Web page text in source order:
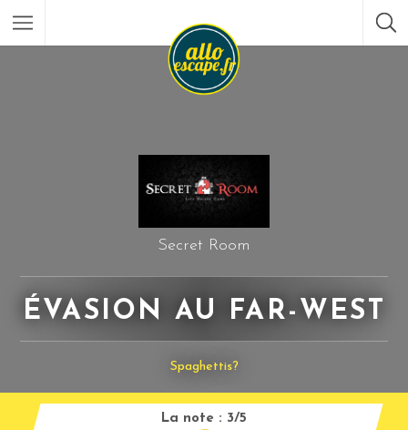
Secret Room
ÉVASION AU FAR-WEST
Spaghettis?
La note : 3/5